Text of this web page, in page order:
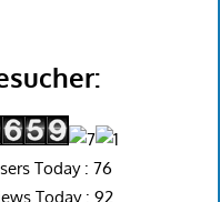
Today : 76
Today : 92